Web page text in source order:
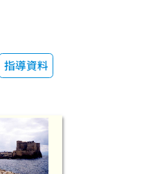
指導資料